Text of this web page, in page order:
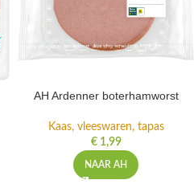
AH Ardenner boterhamworst
Kaas, vleeswaren, tapas
€1,99
NAAR AH